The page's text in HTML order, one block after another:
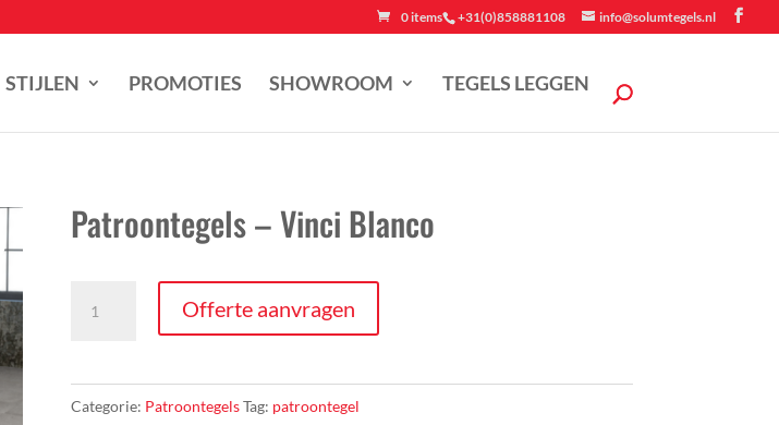
+31(0)858881108 info@solumtegels.nl
0 items
STIJLEN PROMOTIES SHOWROOM TEGELS LEGGEN
Patroontegels – Vinci Blanco
Blanco
aantal
Offerte aanvragen
Categorie: Patroontegels Tag: patroontegel